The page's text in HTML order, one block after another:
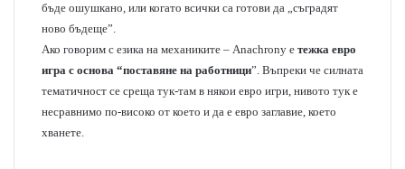
бъде ошушкано, или когато всички са готови да „съградят
ново бъдеще”.
Ако говорим с езика на механиките – Anachrony е тежка евро
игра с основа “поставяне на работници”. Въпреки че силната
тематичност се среща тук-там в някои евро игри, нивото тук е
несравнимо по-високо от което и да е евро заглавие, което
хванете.